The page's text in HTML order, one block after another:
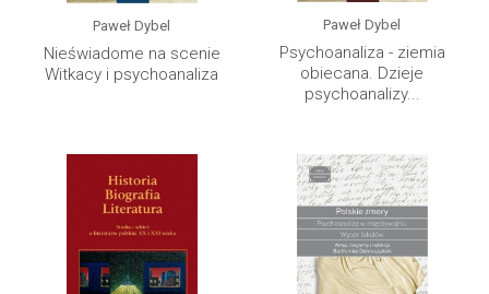
Paweł Dybel
Nieświadome na scenie
Witkacy i psychoanaliza
Paweł Dybel
Psychoanaliza - ziemia
obiecana. Dzieje
psychoanalizy...